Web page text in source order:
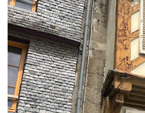
Description
Réf : 1551
A rénover entièrement , un
caractère de 222 m² offrant un
d'investissement, composé d'un
appartement familial et d'un
bénéficiant d'un bail en cours.